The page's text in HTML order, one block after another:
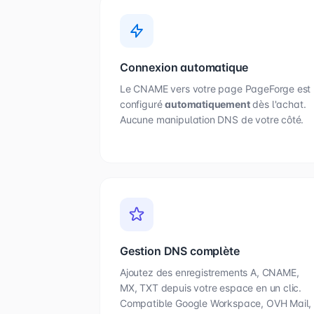
Connexion automatique
Le CNAME vers votre page PageForge est
configuréautomatiquementdès l'achat.
Aucune manipulation DNS de votre côté.
Gestion DNS complète
Ajoutez des enregistrements A, CNAME,
MX, TXT depuis votre espace en un clic.
Compatible Google Workspace, OVH Mail,